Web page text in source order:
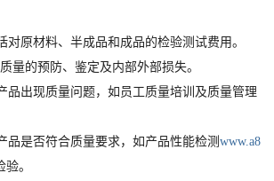
对原材料、半成品和成品的检验测试费用。
量的预防、鉴定及内部外部损失。
品出现质量问题，如员工质量培训及质量管理
品是否符合质量要求，如产品性能检测 www.a8
。